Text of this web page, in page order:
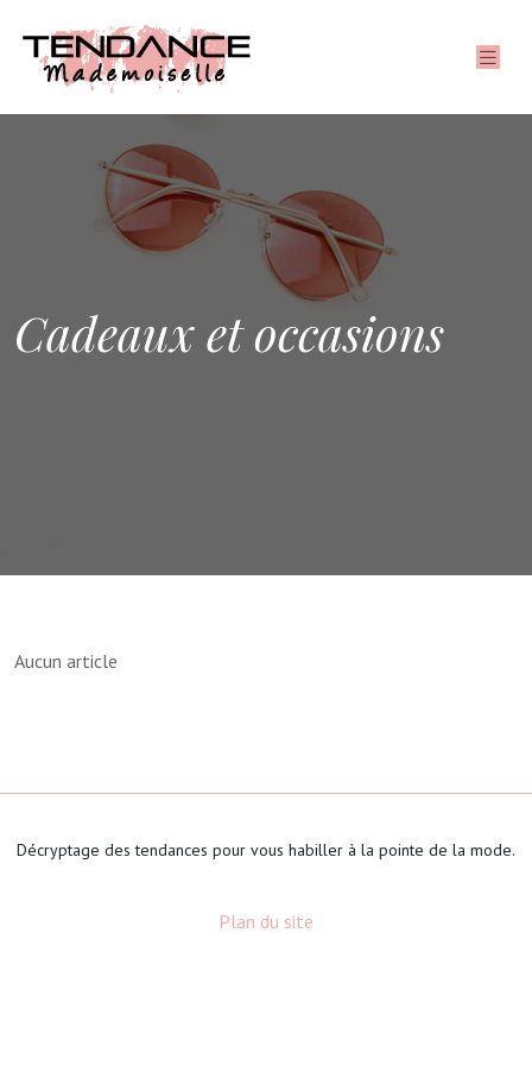
Cadeaux et occasions
Aucun article
Décryptage des tendances pour vous habiller à la pointe de la mode.
Plan du site